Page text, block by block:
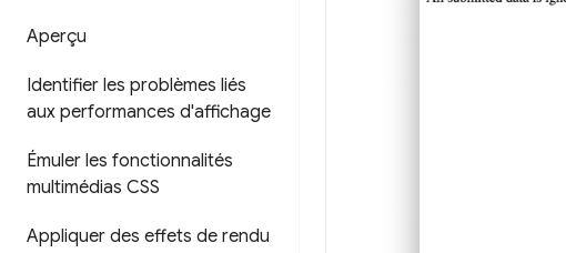
Aperçu
Identifier les problèmes liés
aux performances d'affichage
Émuler les fonctionnalités
multimédias CSS
Appliquer des effets de rendu